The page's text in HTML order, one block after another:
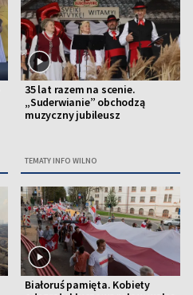
35 lat razem na scenie.
„Suderwianie” obchodzą
muzyczny jubileusz
TEMATY INFO WILNO
Białoruś pamięta. Kobiety